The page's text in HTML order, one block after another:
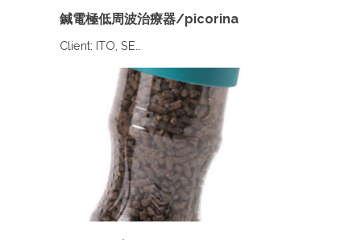
鍼電極低周波治療器/picorina
Client: ITO, SE…